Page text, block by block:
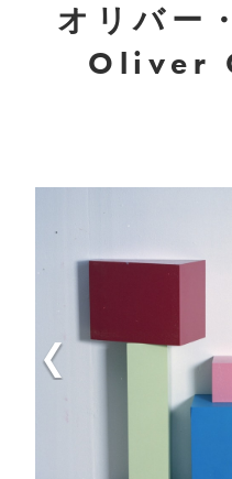
オリバー
Oliver